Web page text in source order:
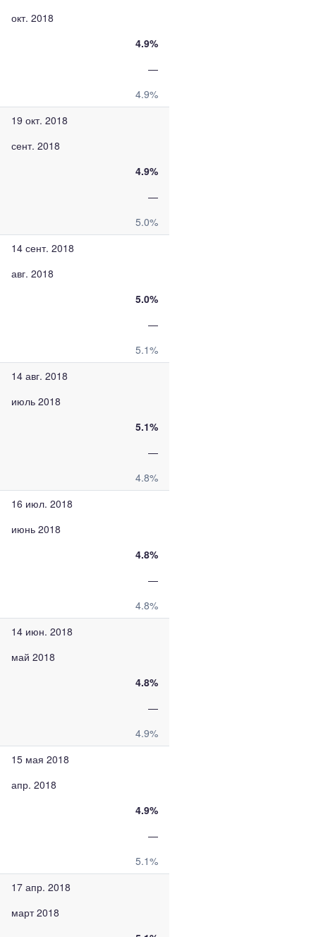
окт. 2018
4.9%
—
4.9%
19 окт. 2018
сент. 2018
4.9%
—
5.0%
14 сент. 2018
авг. 2018
5.0%
—
5.1%
14 авг. 2018
июль 2018
5.1%
—
4.8%
16 июл. 2018
июнь 2018
4.8%
—
4.8%
14 июн. 2018
май 2018
4.8%
—
4.9%
15 мая 2018
апр. 2018
4.9%
—
5.1%
17 апр. 2018
март 2018